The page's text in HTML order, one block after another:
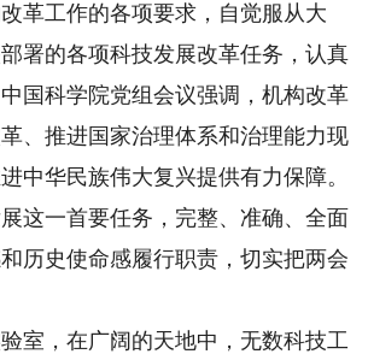
工作的各项要求，自觉服从大
署的各项科技发展改革任务，认真
国科学院党组会议强调，机构改革
、推进国家治理体系和治理能力现
中华民族伟大复兴提供有力保障。
这一首要任务，完整、准确、全面
历史使命感履行职责，切实把两会
，在广阔的天地中，无数科技工